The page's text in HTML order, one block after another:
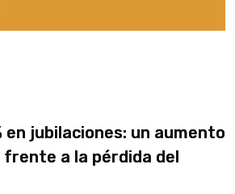
en jubilaciones: un aumento
frente a la pérdida del